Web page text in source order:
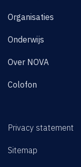
Organisaties
Onderwijs
Over NOVA
Colofon
Privacy statement
Sitemap